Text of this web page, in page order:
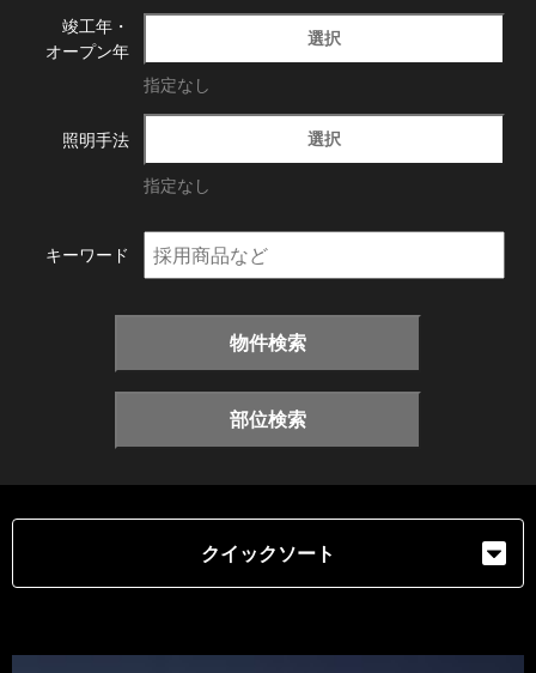
竣工年・
オープン年
選択
指定なし
照明手法 選択
指定なし
キーワード
物件検索
部位検索
クイックソート